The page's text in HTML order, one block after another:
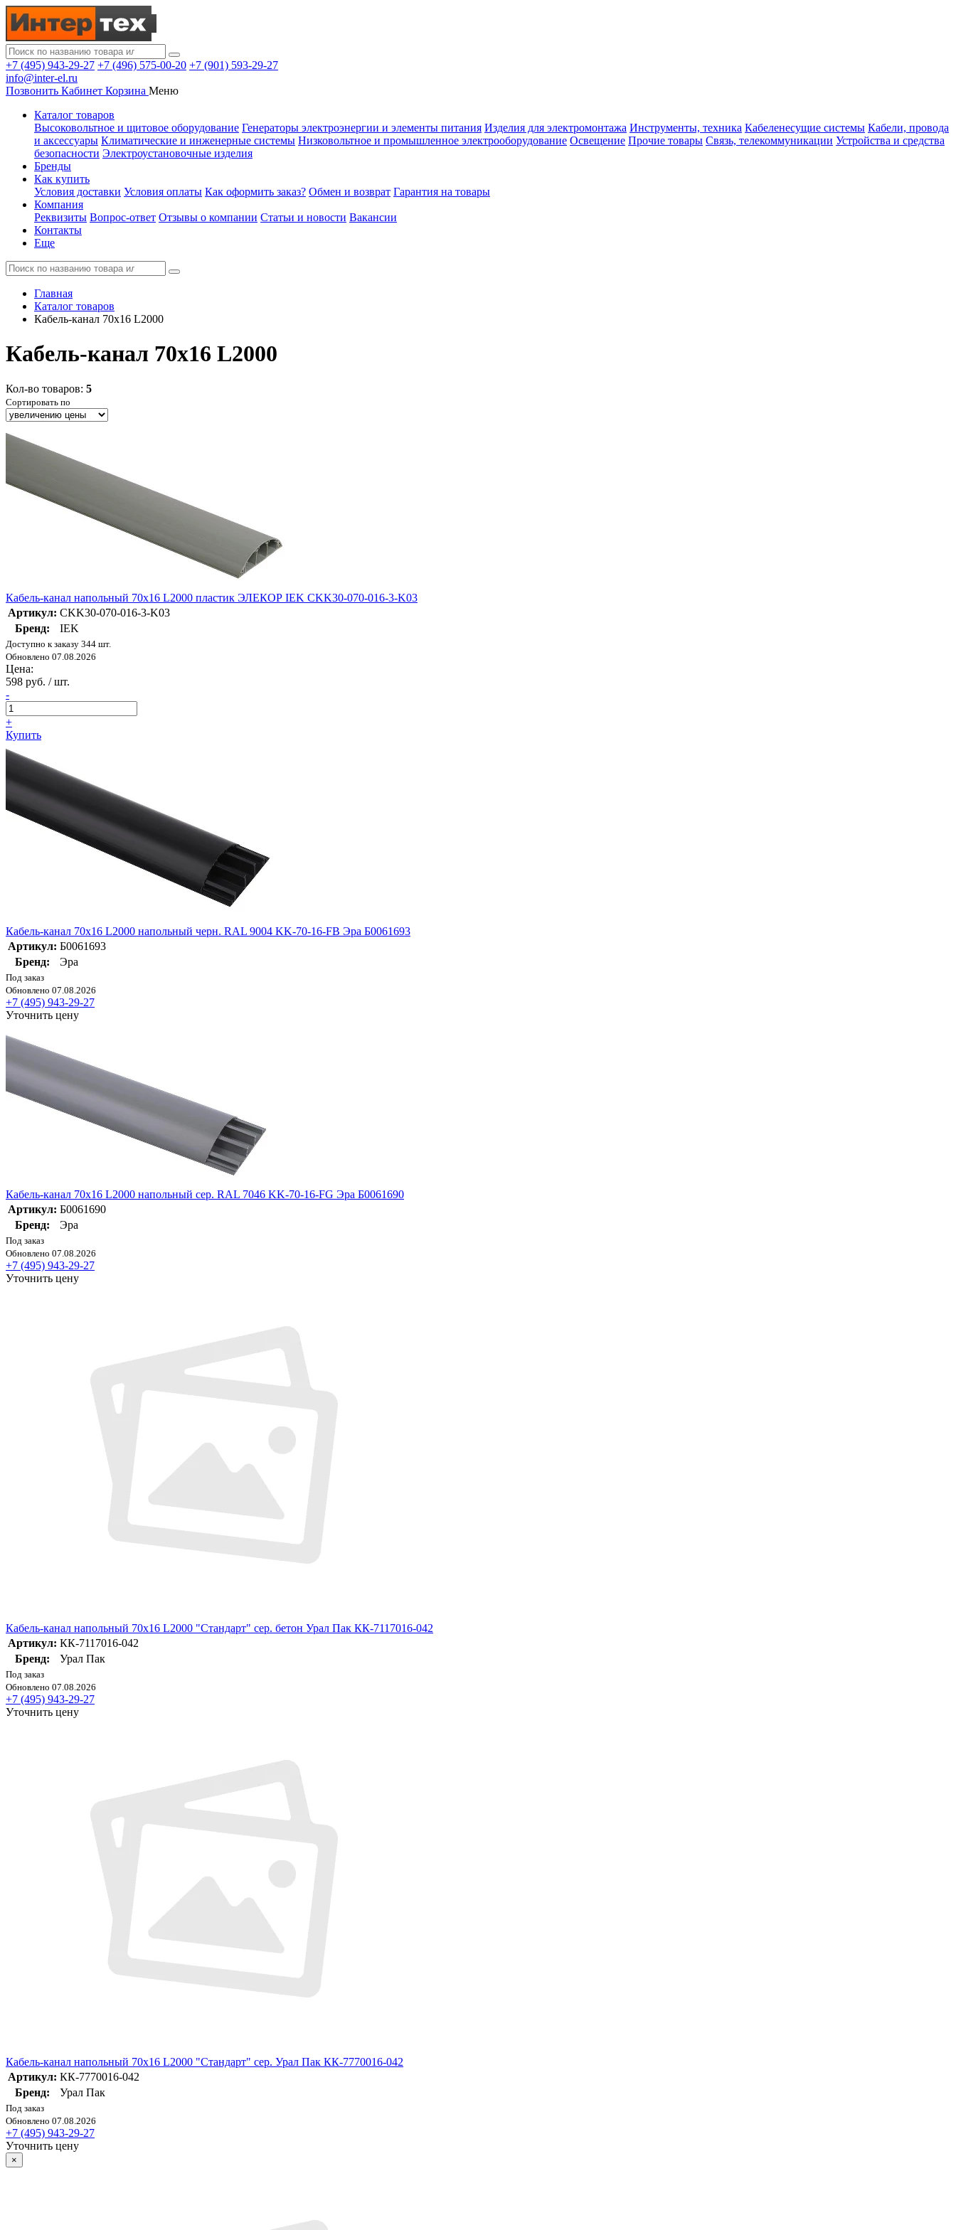
+7 (495) 943-29-27 +7 (496) 575-00-20 +7 (901) 593-29-27
info@inter-el.ru
Позвонить Кабинет Корзина Меню
Каталог товаров
Высоковольтное и щитовое оборудование Генераторы электроэнергии и элементы питания Изделия для электромонтажа Инструменты, техника Кабеленесущие системы Кабели, провода
и аксессуары Климатические и инженерные системы Низковольтное и промышленное электрооборудование Освещение Прочие товары Связь, телекоммуникации Устройства и средства
безопасности Электроустановочные изделия
Бренды
Как купить
Условия доставки Условия оплаты Как оформить заказ? Обмен и возврат Гарантия на товары
Компания
Реквизиты Вопрос-ответ Отзывы о компании Статьи и новости Вакансии
Контакты
Еще
Главная
Каталог товаров
Кабель-канал 70х16 L2000
Кабель-канал 70х16 L2000
Кол-во товаров: 5
Сортировать по
Кабель-канал напольный 70х16 L2000 пластик ЭЛЕКОР IEK CKK30-070-016-3-K03
Артикул: CKK30-070-016-3-K03
Бренд:
IEK
Доступно к заказу 344 шт.
Обновлено 07.08.2026
Цена:
598 руб. / шт.
-
+
Купить
Кабель-канал 70х16 L2000 напольный черн. RAL 9004 KK-70-16-FB Эра Б0061693
Артикул: Б0061693
Бренд:
Эра
Под заказ
Обновлено 07.08.2026
+7 (495) 943-29-27
Уточнить цену
Кабель-канал 70х16 L2000 напольный сер. RAL 7046 KK-70-16-FG Эра Б0061690
Артикул: Б0061690
Бренд:
Эра
Под заказ
Обновлено 07.08.2026
+7 (495) 943-29-27
Уточнить цену
Кабель-канал напольный 70х16 L2000 "Стандарт" сер. бетон Урал Пак КК-7117016-042
Артикул: КК-7117016-042
Бренд:
Урал Пак
Под заказ
Обновлено 07.08.2026
+7 (495) 943-29-27
Уточнить цену
Кабель-канал напольный 70х16 L2000 "Стандарт" сер. Урал Пак КК-7770016-042
Артикул: КК-7770016-042
Бренд:
Урал Пак
Под заказ
Обновлено 07.08.2026
+7 (495) 943-29-27
Уточнить цену
×